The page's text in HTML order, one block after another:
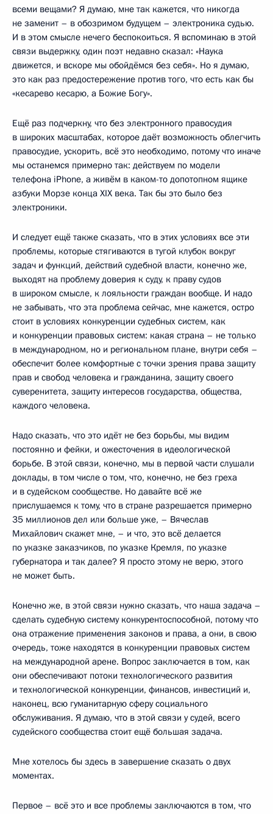
всеми вещами? Я думаю, мне так кажется, что никогда
не заменит – в обозримом будущем – электроника судью.
И в этом смысле нечего беспокоиться. Я вспоминаю в этой
связи выдержку, один поэт недавно сказал: «Наука
движется, и вскоре мы обойдёмся без себя». Но я думаю,
это как раз предостережение против того, что есть как бы
«кесарево кесарю, а Божие Богу».
Ещё раз подчеркну, что без электронного правосудия
в широких масштабах, которое даёт возможность облегчить
правосудие, ускорить, всё это необходимо, потому что иначе
мы останемся примерно так: действуем по модели
телефона iPhone, а живём в каком-то допотопном ящике
азбуки Морзе конца XIX века. Так бы это было без
электроники.
И следует ещё также сказать, что в этих условиях все эти
проблемы, которые стягиваются в тугой клубок вокруг
задач и функций, действий судебной власти, конечно же,
выходят на проблему доверия к суду, к праву судов
в широком смысле, к лояльности граждан вообще. И надо
не забывать, что эта проблема сейчас, мне кажется, остро
стоит в условиях конкуренции судебных систем, как
и конкуренции правовых систем: какая страна – не только
в международном, но и региональном плане, внутри себя –
обеспечит более комфортные с точки зрения права защиту
прав и свобод человека и гражданина, защиту своего
суверенитета, защиту интересов государства, общества,
каждого человека.
Надо сказать, что это идёт не без борьбы, мы видим
постоянно и фейки, и ожесточения в идеологической
борьбе. В этой связи, конечно, мы в первой части слушали
доклады, в том числе о том, что, конечно, не без греха
и в судейском сообществе. Но давайте всё же
прислушаемся к тому, что в стране разрешается примерно
35 миллионов дел или больше уже, – Вячеслав
Михайлович скажет мне, – и что, это всё делается
по указке заказчиков, по указке Кремля, по указке
губернатора и так далее? Я просто этому не верю, этого
не может быть.
Конечно же, в этой связи нужно сказать, что наша задача –
сделать судебную систему конкурентоспособной, потому что
она отражение применения законов и права, а они, в свою
очередь, тоже находятся в конкуренции правовых систем
на международной арене. Вопрос заключается в том, как
они обеспечивают потоки технологического развития
и технологической конкуренции, финансов, инвестиций и,
наконец, всю гуманитарную сферу социального
обслуживания. Я думаю, что в этой связи у судей, всего
судейского сообщества стоит ещё большая задача.
Мне хотелось бы здесь в завершение сказать о двух
моментах.
Первое – всё это и все проблемы заключаются в том, что